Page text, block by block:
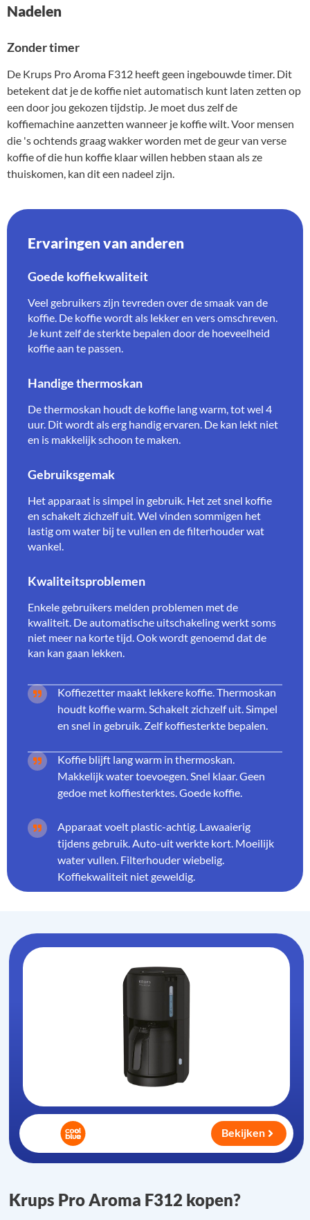
Nadelen
Zonder timer
De Krups Pro Aroma F312 heeft geen ingebouwde timer. Dit
betekent dat je de koffie niet automatisch kunt laten zetten op
een door jou gekozen tijdstip. Je moet dus zelf de
koffiemachine aanzetten wanneer je koffie wilt. Voor mensen
die 's ochtends graag wakker worden met de geur van verse
koffie of die hun koffie klaar willen hebben staan als ze
thuiskomen, kan dit een nadeel zijn.
Ervaringen van anderen
Goede koffiekwaliteit
Veel gebruikers zijn tevreden over de smaak van de
koffie. De koffie wordt als lekker en vers omschreven.
Je kunt zelf de sterkte bepalen door de hoeveelheid
koffie aan te passen.
Handige thermoskan
De thermoskan houdt de koffie lang warm, tot wel 4
uur. Dit wordt als erg handig ervaren. De kan lekt niet
en is makkelijk schoon te maken.
Gebruiksgemak
Het apparaat is simpel in gebruik. Het zet snel koffie
en schakelt zichzelf uit. Wel vinden sommigen het
lastig om water bij te vullen en de filterhouder wat
wankel.
Kwaliteitsproblemen
Enkele gebruikers melden problemen met de
kwaliteit. De automatische uitschakeling werkt soms
niet meer na korte tijd. Ook wordt genoemd dat de
kan kan gaan lekken.
Koffiezetter maakt lekkere koffie. Thermoskan
houdt koffie warm. Schakelt zichzelf uit. Simpel
en snel in gebruik. Zelf koffiesterkte bepalen.
Koffie blijft lang warm in thermoskan.
Makkelijk water toevoegen. Snel klaar. Geen
gedoe met koffiesterktes. Goede koffie.
Apparaat voelt plastic-achtig. Lawaaierig
tijdens gebruik. Auto-uit werkte kort. Moeilijk
water vullen. Filterhouder wiebelig.
Koffiekwaliteit niet geweldig.
Krups Pro Aroma F312 kopen?
Bekijken